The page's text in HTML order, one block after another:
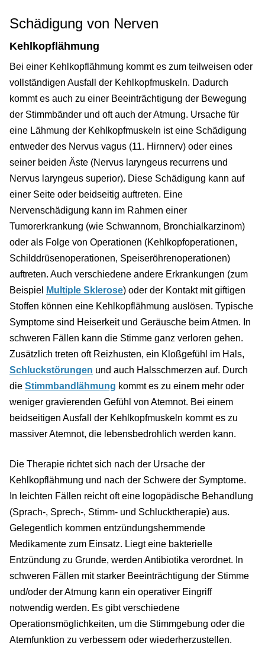
Schädigung von Nerven
Kehlkopflähmung
Bei einer Kehlkopflähmung kommt es zum teilweisen oder
vollständigen Ausfall der Kehlkopfmuskeln. Dadurch
kommt es auch zu einer Beeinträchtigung der Bewegung
der Stimmbänder und oft auch der Atmung. Ursache für
eine Lähmung der Kehlkopfmuskeln ist eine Schädigung
entweder des Nervus vagus (11. Hirnnerv) oder eines
seiner beiden Äste (Nervus laryngeus recurrens und
Nervus laryngeus superior). Diese Schädigung kann auf
einer Seite oder beidseitig auftreten. Eine
Nervenschädigung kann im Rahmen einer
Tumorerkrankung (wie Schwannom, Bronchialkarzinom)
oder als Folge von Operationen (Kehlkopfoperationen,
Schilddrüsenoperationen, Speiseröhrenoperationen)
auftreten. Auch verschiedene andere Erkrankungen (zum
Beispiel
Multiple Sklerose) oder der Kontakt mit giftigen
Stoffen können eine Kehlkopflähmung auslösen. Typische
Symptome sind Heiserkeit und Geräusche beim Atmen. In
schweren Fällen kann die Stimme ganz verloren gehen.
Zusätzlich treten oft Reizhusten, ein Kloßgefühl im Hals,
Schluckstörungen und auch Halsschmerzen auf. Durch
die Stimmbandlähmung kommt es zu einem mehr oder
weniger gravierenden Gefühl von Atemnot. Bei einem
beidseitigen Ausfall der Kehlkopfmuskeln kommt es zu
massiver Atemnot, die lebensbedrohlich werden kann.
Die Therapie richtet sich nach der Ursache der
Kehlkopflähmung und nach der Schwere der Symptome.
In leichten Fällen reicht oft eine logopädische Behandlung
(Sprach-, Sprech-, Stimm- und Schlucktherapie) aus.
Gelegentlich kommen entzündungshemmende
Medikamente zum Einsatz. Liegt eine bakterielle
Entzündung zu Grunde, werden Antibiotika verordnet. In
schweren Fällen mit starker Beeinträchtigung der Stimme
und/oder der Atmung kann ein operativer Eingriff
notwendig werden. Es gibt verschiedene
Operationsmöglichkeiten, um die Stimmgebung oder die
Atemfunktion zu verbessern oder wiederherzustellen.